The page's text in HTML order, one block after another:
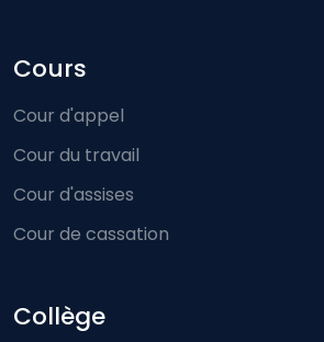
Cours
Cour d'appel
Cour du travail
Cour d'assises
Cour de cassation
Collège